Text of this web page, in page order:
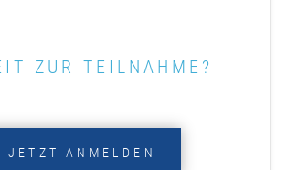
ZUR TEILNAHME?
JETZT ANMELDEN